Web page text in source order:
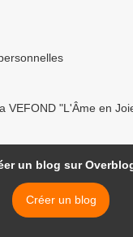
VEFOND "L'Âme en
un blog sur
Créer un blog